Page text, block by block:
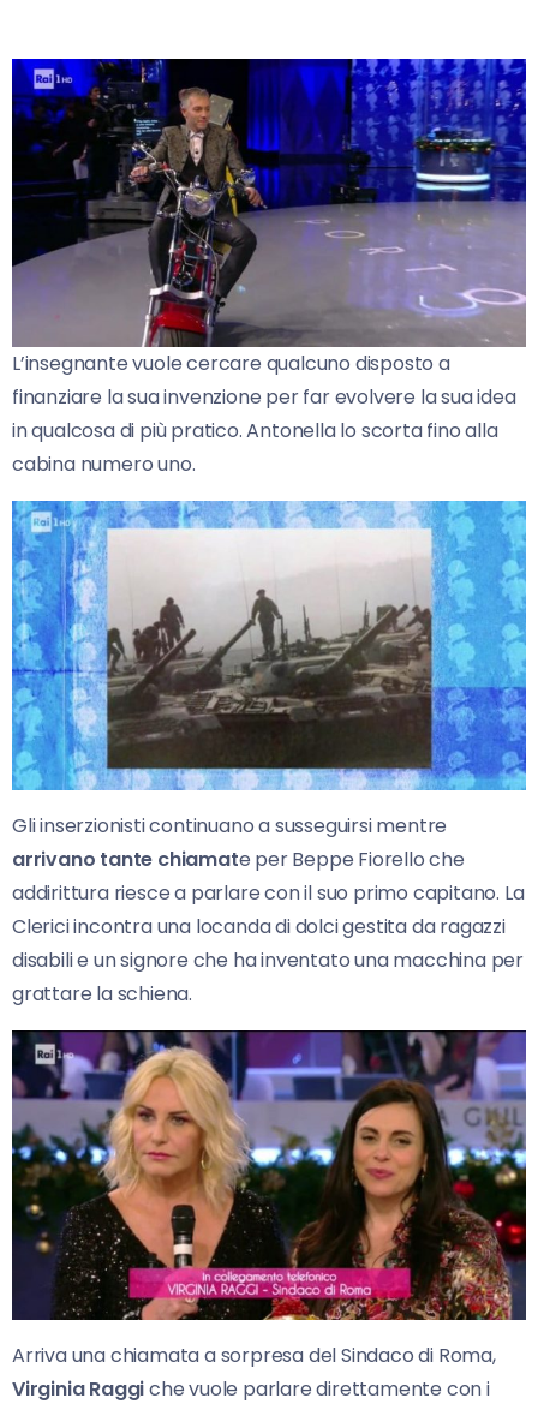
L’insegnante vuole cercare qualcuno disposto a
finanziare la sua invenzione per far evolvere la sua idea
in qualcosa di più pratico. Antonella lo scorta fino alla
cabina numero uno.
Gli inserzionisti continuano a susseguirsi mentre
arrivano tante chiamate per Beppe Fiorello che
addirittura riesce a parlare con il suo primo capitano. La
Clerici incontra una locanda di dolci gestita da ragazzi
disabili e un signore che ha inventato una macchina per
grattare la schiena.
Arriva una chiamata a sorpresa del Sindaco di Roma,
Virginia Raggiche vuole parlare direttamente con i